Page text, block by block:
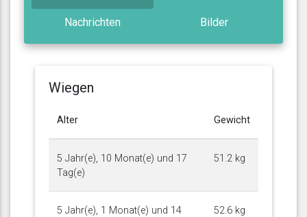
Nachrichten Bilder
Wiegen
Alter Gewicht
5 Jahr(e), 10 Monat(e) und 17
Tag(e)
51.2 kg
5 Jahr(e), 1 Monat(e) und 14
52.6 kg